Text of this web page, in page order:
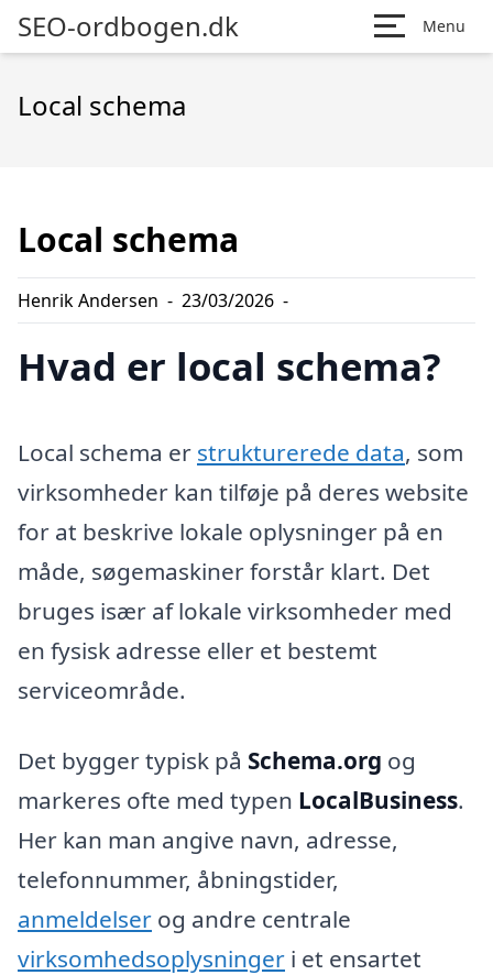
SEO-ordbogen.dk Menu
Local schema
Local schema
Henrik Andersen - 23/03/2026 -
Hvad er local schema?
Local schema er strukturerede data, som
virksomheder kan tilføje på deres website
for at beskrive lokale oplysninger på en
måde, søgemaskiner forstår klart. Det
bruges især af lokale virksomheder med
en fysisk adresse eller et bestemt
serviceområde.
Det bygger typisk på Schema.org og
markeres ofte med typen LocalBusiness.
Her kan man angive navn, adresse,
telefonnummer, åbningstider,
anmeldelser og andre centrale
virksomhedsoplysninger i et ensartet